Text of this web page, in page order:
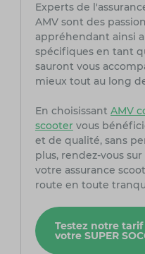
Experts de
AMV sont des
appréhendant ainsi
spécifiques en tant
sauront vous
mieux tout au long
En choisissant AMV
scootervous
et de qualité, sans
plus, rendez-vous
votre assurance
route en toute
Testez notre
votre SUPER